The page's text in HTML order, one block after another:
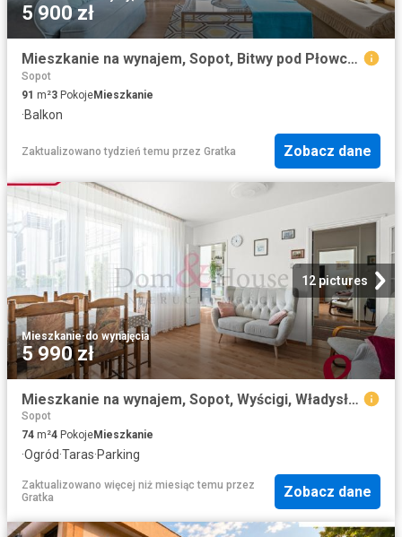
5 900 zł
Mieszkanie na wynajem, Sopot, Bitwy pod Płowcami
Sopot
91 m²3 PokojeMieszkanie
·Balkon
Zaktualizowano tydzień temu przez Gratka Zobacz dane
12 pictures
Mieszkanie·do wynajęcia
5 990 zł
Mieszkanie na wynajem, Sopot, Wyścigi, Władysława Łokietka
Sopot
74 m²4 PokojeMieszkanie
·Ogród·Taras·Parking
Zaktualizowano więcej niż miesiąc temu przez
Gratka
Zobacz dane